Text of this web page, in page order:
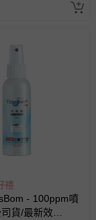
如您位於離島地
離島運費。廠商
樓層親送等加價
的查詢訂單內，
，若商品遇瑕疵
退貨的辦理流程
禮
- 100ppm噴
貨/最新效